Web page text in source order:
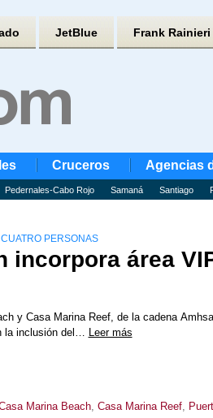
JetBlue Frank Rainieri
Cruceros Agencias
Pedernales-Cabo Rojo Samaná Santiago
PERSONAS
incorpora área
y Casa Marina Reef, de la cadena
la inclusión del… Leer más
Marina Beach, Casa Marina Reef,